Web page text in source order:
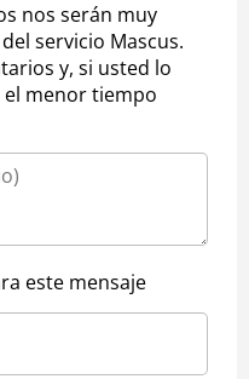
nos serán muy
servicio Mascus.
y, si usted lo
menor tiempo
este mensaje